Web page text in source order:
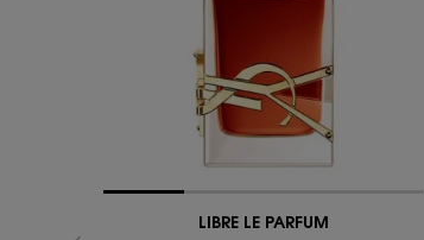
LIBRE LE PARFUM